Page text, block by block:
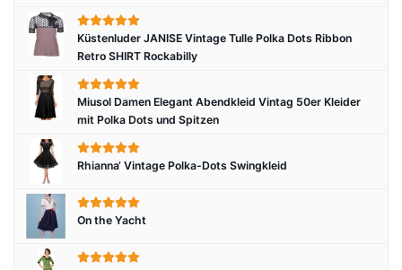
Küstenluder JANISE Vintage Tulle Polka Dots Ribbon
Retro SHIRT Rockabilly
Miusol Damen Elegant Abendkleid Vintag 50er Kleider
mit Polka Dots und Spitzen
Rhianna‘ Vintage Polka-Dots Swingkleid
On the Yacht